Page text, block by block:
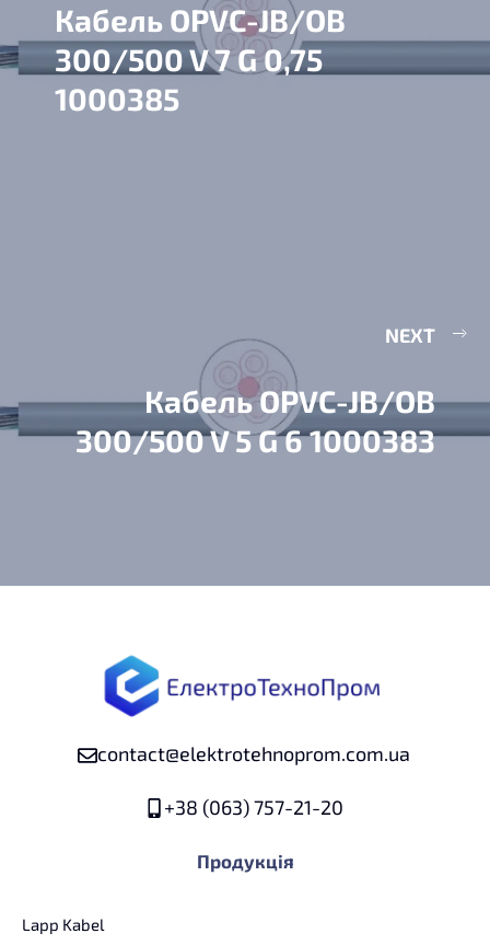
Кабель OPVC-JB/OB
300/500 V 7 G 0,75
1000385
NEXT
Кабель OPVC-JB/OB
300/500 V 5 G 6 1000383
contact@elektrotehnoprom.com.ua
+38 (063) 757-21-20
Продукція
Lapp Kabel